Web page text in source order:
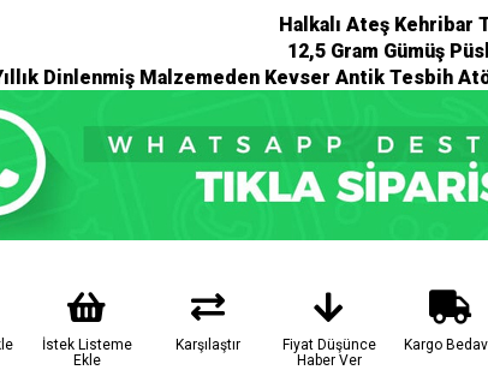
Halkalı Ateş Kehribar
12,5 Gram Gümüş
Dinlenmiş Malzemeden Kevser Antik Tesbih
İstek Listeme
Ekle
Karşılaştır
Fiyat Düşünce
Haber Ver
Kargo